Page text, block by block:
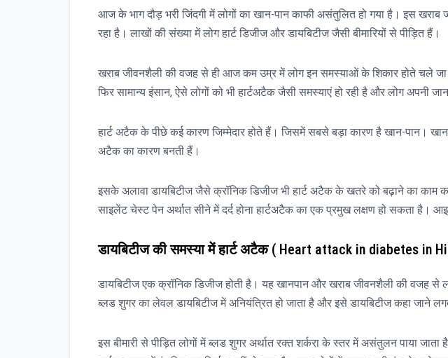
आज के भाग दौड़ भरी जिंदगी में लोगों का खान-पान काफी असंतुलित हो गया है। इस
रहा है। लाखों की संख्या में लोग हार्ट डिजीज और डायबिटीज जैसी बीमारियों से पीड़ित हैं।
खराब जीवनशैली की वजह से ही आज कम उम्र में लोग इन समस्याओं के शिकार होते चले जा
फिर सामान्य इंसान, ऐसे लोगों को भी हार्टअटैक जैसी समस्याएं हो रही है और लोग अपनी
हार्ट अटैक के पीछे कई कारण जिम्मेदार होते हैं। जिसमें सबसे बड़ा कारण है खान-पान।
अटैक का कारण बनती हैं।
इसके अलावा डायबिटीज जैसे क्रॉनिक डिजीज भी हार्ट अटैक के खतरे को बढ़ाने का काम
साइलेंट चेस्ट पेन अर्थात सीने में दर्द होना हार्टअटैक का एक प्रमुख लक्षण हो सकता है।
डायबिटीज की समस्या में हार्ट अटैक( Heart attack in diabetes in
डायबिटीज एक क्रॉनिक डिजीज होती है। यह खानपान और खराब जीवनशैली की वजह से
ब्लड शुगर का लेवल डायबिटीज में अनियंत्रित हो जाता है और इसे डायबिटीज कहा जाने
इस बीमारी से पीड़ित लोगों में ब्लड शुगर अर्थात रक्त शर्करा के स्तर में असंतुलन पाया